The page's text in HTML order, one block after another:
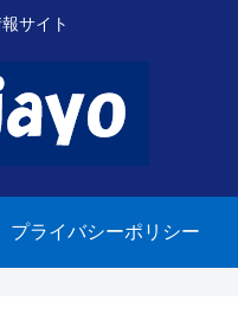
サイト
プライバシーポリシー